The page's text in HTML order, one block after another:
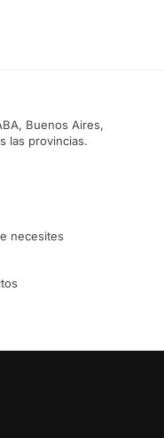
Buenos Aires,
las provincias.
necesites